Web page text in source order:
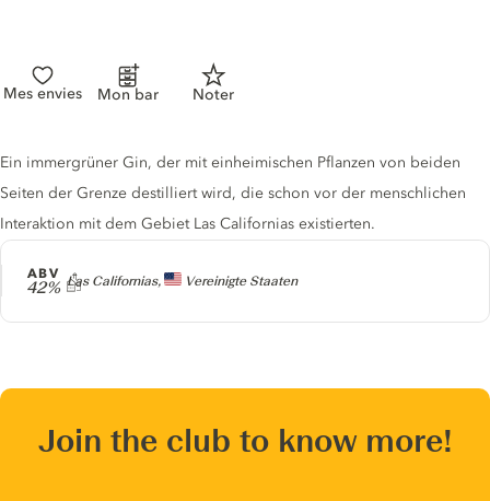
Mes envies Mon bar Noter
Producer
Las Californias, Vereinigte Staaten
ABV
42%
Gin description
Ein immergrüner Gin, der mit einheimischen Pflanzen von beiden
Seiten der Grenze destilliert wird, die schon vor der menschlichen
Interaktion mit dem Gebiet Las Californias existierten.
Join the club to know more!